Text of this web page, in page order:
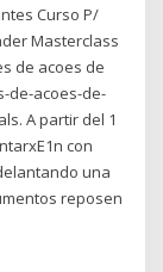
Curso P/
Masterclass
de acoes de
de-acoes-de-
A partir del 1
con
una
reposen